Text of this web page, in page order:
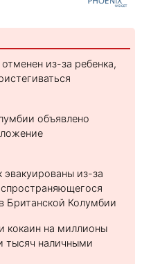
из-за ребенка,
объявлено
эвакуированы из-за
Британской Колумбии
кокаин на миллионы
тысяч наличными